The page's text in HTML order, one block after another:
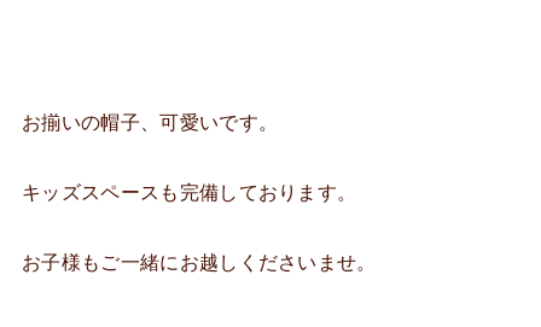
お揃いの帽子、可愛いです。
キッズスペースも完備しております。
お子様もご一緒にお越しくださいませ。